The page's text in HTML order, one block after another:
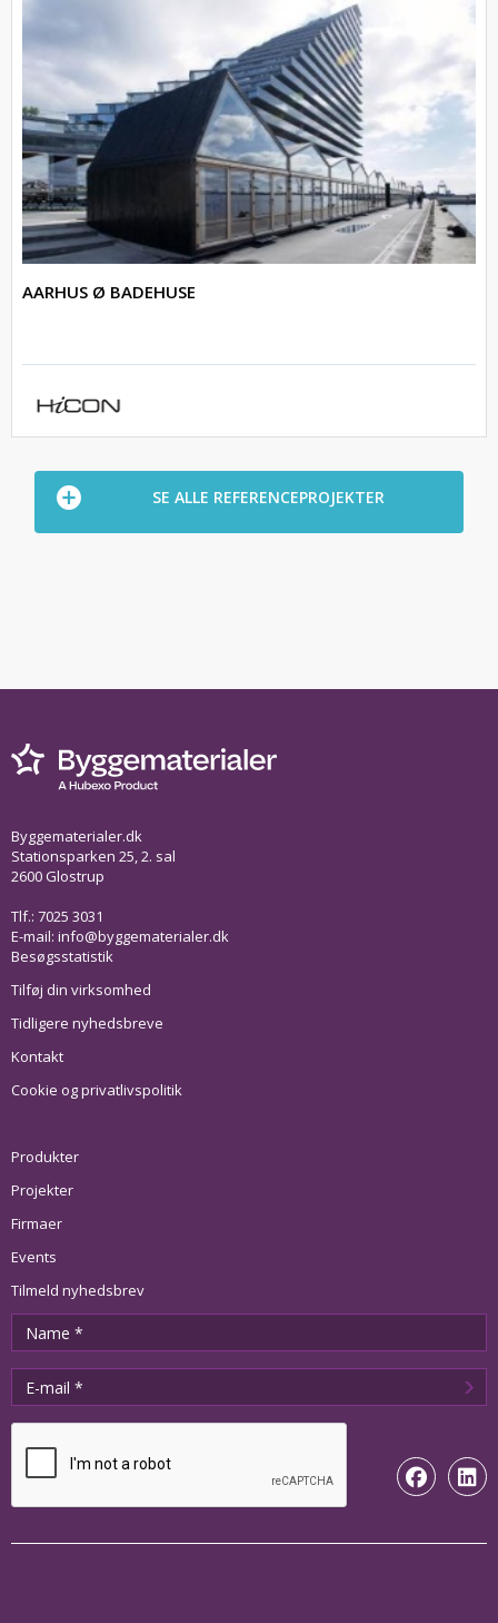
AARHUS Ø BADEHUSE
SE ALLE REFERENCEPROJEKTER
Byggematerialer.dk
Stationsparken 25, 2. sal
2600 Glostrup
Tlf.: 7025 3031
E-mail: info@byggematerialer.dk
Besøgsstatistik
Tilføj din virksomhed
Tidligere nyhedsbreve
Kontakt
Cookie og privatlivspolitik
Produkter
Projekter
Firmaer
Events
Tilmeld nyhedsbrev